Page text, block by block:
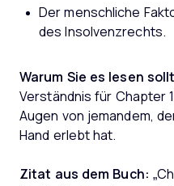
Der menschliche
des Insolvenzrechts.
Warum Sie es lesen
Verständnis für Chapter
Augen von jemandem,
Hand erlebt hat.
Zitat aus dem Buch: